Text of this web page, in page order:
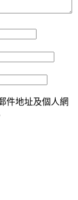
件地址及個人網